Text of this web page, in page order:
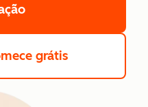
grátis